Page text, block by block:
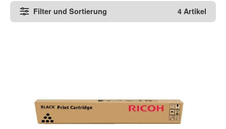
Filter und Sortierung 4 Artikel